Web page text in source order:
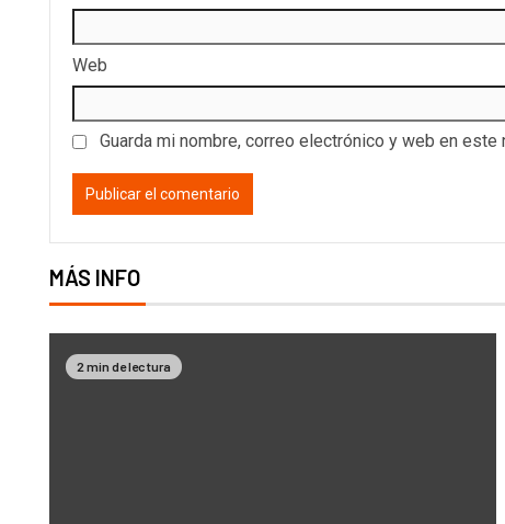
Web
Guarda mi nombre, correo electrónico y web en
MÁS INFO
2 min de lectura